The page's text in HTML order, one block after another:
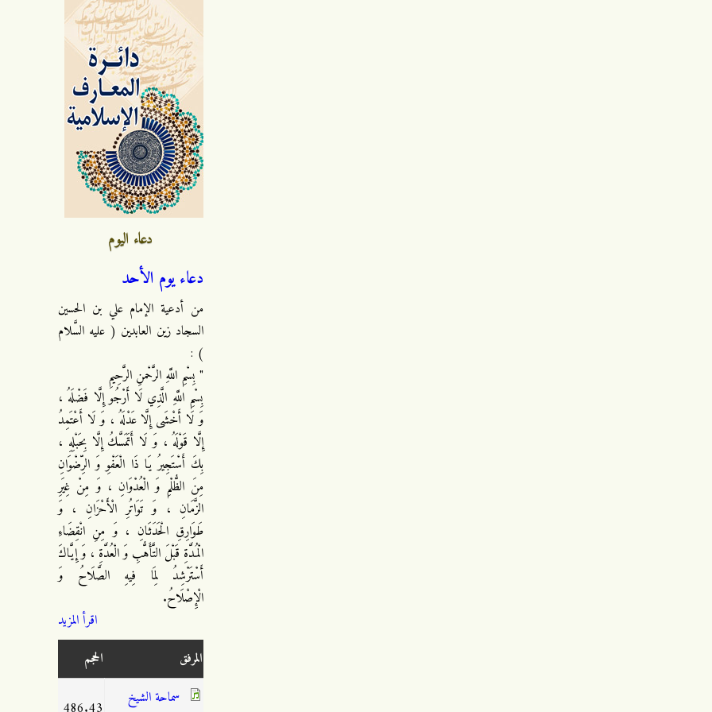
دعاء اليوم
دعاء يوم الأحد
من أدعية الإمام علي بن الحسين
السجاد زين العابدين ( عليه السَّلام
) :
" بِسْمِ اللَّهِ الرَّحْمنِ الرَّحِيمِ
بِسْمِ اللَّهِ الَّذِي لَا أَرْجُو إِلَّا فَضْلَهُ ،
وَ لَا أَخْشَى إِلَّا عَدْلَهُ ، وَ لَا أَعْتَمِدُ
إِلَّا قَوْلَهُ ، وَ لَا أَتَمَسَّكُ إِلَّا بِحَبْلِهِ ،
بِكَ أَسْتَجِيرُ يَا ذَا الْعَفْوِ وَ الرِّضْوَانِ
مِنَ الظُّلْمِ وَ الْعُدْوَانِ ، وَ مِنْ غِيَرِ
الزَّمَانِ ، وَ تَوَاتُرِ الْأَحْزَانِ ، وَ
طَوَارِقِ الْحَدَثَانِ ، وَ مِنِ انْقِضَاءِ
الْمُدَّةِ قَبْلَ التَّأَهُّبِ وَ الْعُدَّةِ ، وَ إِيَّاكَ
أَسْتَرْشِدُ لِمَا فِيهِ الصَّلَاحُ وَ
الْإِصْلَاحُ.
اقرأ المزيد
المرفق
الحجم
سماحة الشيخ